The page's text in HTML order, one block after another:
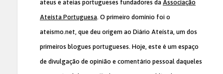
ateus e ateias portugueses fundadores da Associação
Ateísta Portuguesa. O primeiro domínio foi o
ateismo.net, que deu origem ao Diário Ateísta, um dos
primeiros blogues portugueses. Hoje, este é um espaço
de divulgação de opinião e comentário pessoal daqueles